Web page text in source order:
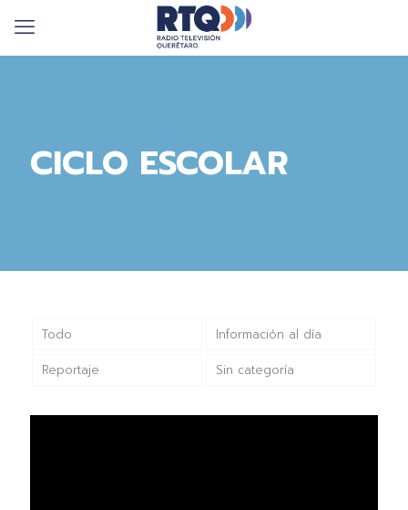
CICLO ESCOLAR
Todo Información al día
Reportaje Sin categoría